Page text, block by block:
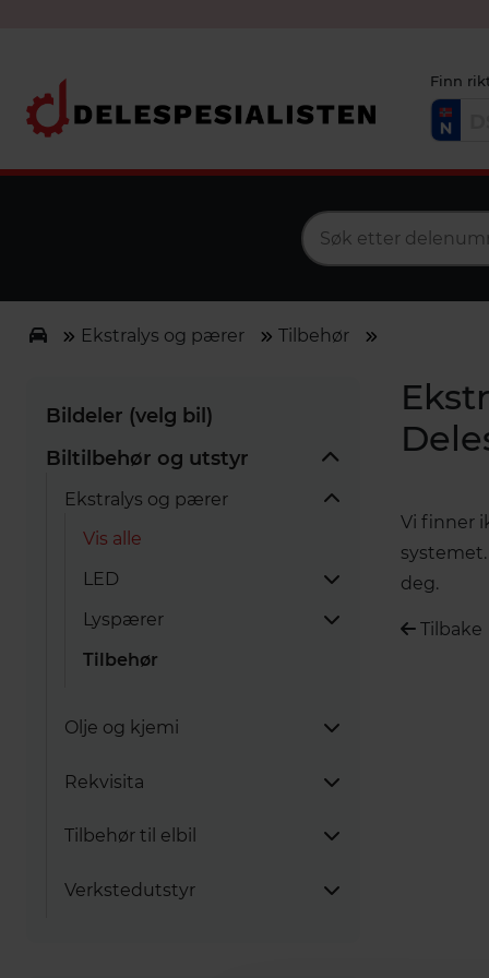
Finn
Ekstralys og pærer Tilbehør
Bildeler (velg bil)
Biltilbehør og utstyr
Ekstralys og pærer
Vis alle
LED
Vis alle
Ledbarer
Lyspærer
Vis alle
Xenonpærer
Tilbehør
Olje og kjemi
Diverse væsker og
Rekvisita
DAB-Adaptere og antenner
Tilbehør til elbil
Verkstedutstyr
Vi finner
deg.
Tilbake